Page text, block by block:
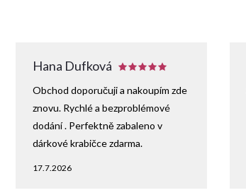
Hana Dufková
17.7.2026
Obchod doporučuji a nakoupím zde
znovu. Rychlé a bezproblémové
dodání . Perfektně zabaleno v
dárkové krabičce zdarma.